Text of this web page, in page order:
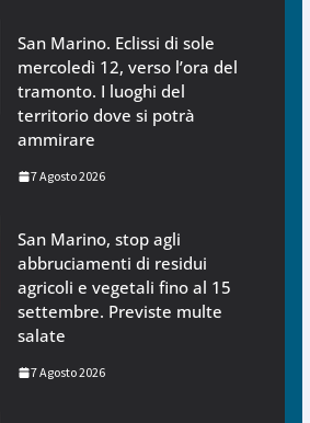
San Marino. Eclissi di sole
mercoledì 12, verso l’ora del
tramonto. I luoghi del
territorio dove si potrà
ammirare
7 Agosto 2026
San Marino, stop agli
abbruciamenti di residui
agricoli e vegetali fino al 15
settembre. Previste multe
salate
7 Agosto 2026